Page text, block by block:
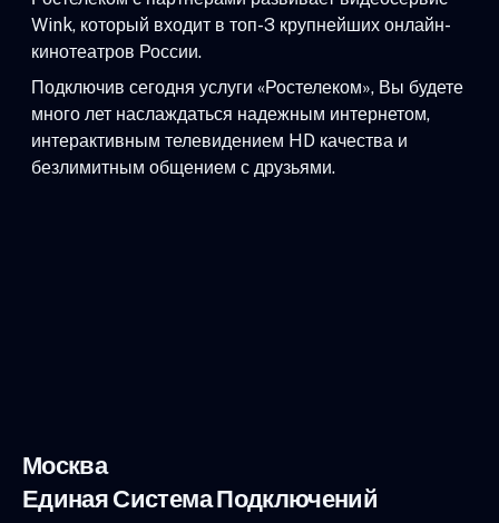
Wink, который входит в топ-3 крупнейших онлайн-
кинотеатров России.
Подключив сегодня услуги «Ростелеком», Вы будете
много лет наслаждаться надежным интернетом,
интерактивным телевидением HD качества и
безлимитным общением с друзьями.
Москва
Единая Система Подключений